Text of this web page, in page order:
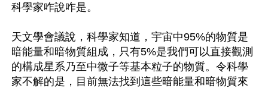
科學家咋說咋是。
天文學會議說，科學家知道，宇宙中95%的物質是
暗能量和暗物質組成，只有5%是我們可以直接觀測
的構成星系乃至中微子等基本粒子的物質。令科學
家不解的是，目前無法找到這些暗能量和暗物質來